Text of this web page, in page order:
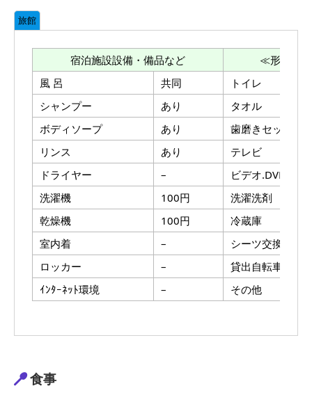
旅館
宿泊施設設備・備品など
≪形態≫
風 呂
共同
トイレ
シャンプー
あり
タオル
ボディソープ
あり
歯磨きセット
リンス
あり
テレビ
ドライヤー
–
ビデオ.DVD
洗濯機
100円
洗濯洗剤
乾燥機
100円
冷蔵庫
室内着
–
シーツ交換
ロッカー
–
貸出自転車
ｲﾝﾀｰﾈｯﾄ環境
– その他
食事